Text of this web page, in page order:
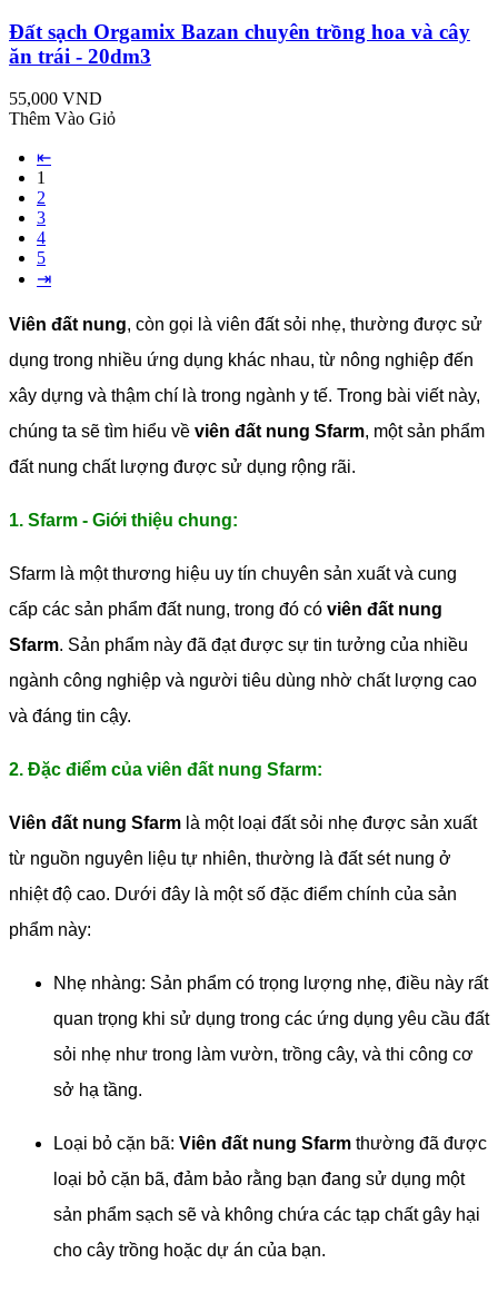
Đất sạch Orgamix Bazan chuyên trồng hoa và cây
ăn trái - 20dm3
55,000 VND
Thêm Vào Giỏ
⇤
1
2
3
4
5
⇥
Viên đất nung, còn gọi là viên đất sỏi nhẹ, thường được sử
dụng trong nhiều ứng dụng khác nhau, từ nông nghiệp đến
xây dựng và thậm chí là trong ngành y tế. Trong bài viết này,
chúng ta sẽ tìm hiểu về viên đất nung Sfarm, một sản phẩm
đất nung chất lượng được sử dụng rộng rãi.
1. Sfarm - Giới thiệu chung:
Sfarm là một thương hiệu uy tín chuyên sản xuất và cung
cấp các sản phẩm đất nung, trong đó có viên đất nung
Sfarm. Sản phẩm này đã đạt được sự tin tưởng của nhiều
ngành công nghiệp và người tiêu dùng nhờ chất lượng cao
và đáng tin cậy.
2. Đặc điểm của viên đất nung Sfarm:
Viên đất nung Sfarm là một loại đất sỏi nhẹ được sản xuất
từ nguồn nguyên liệu tự nhiên, thường là đất sét nung ở
nhiệt độ cao. Dưới đây là một số đặc điểm chính của sản
phẩm này:
Nhẹ nhàng: Sản phẩm có trọng lượng nhẹ, điều này rất
quan trọng khi sử dụng trong các ứng dụng yêu cầu đất
sỏi nhẹ như trong làm vườn, trồng cây, và thi công cơ
sở hạ tầng.
Loại bỏ cặn bã: Viên đất nung Sfarm thường đã được
loại bỏ cặn bã, đảm bảo rằng bạn đang sử dụng một
sản phẩm sạch sẽ và không chứa các tạp chất gây hại
cho cây trồng hoặc dự án của bạn.